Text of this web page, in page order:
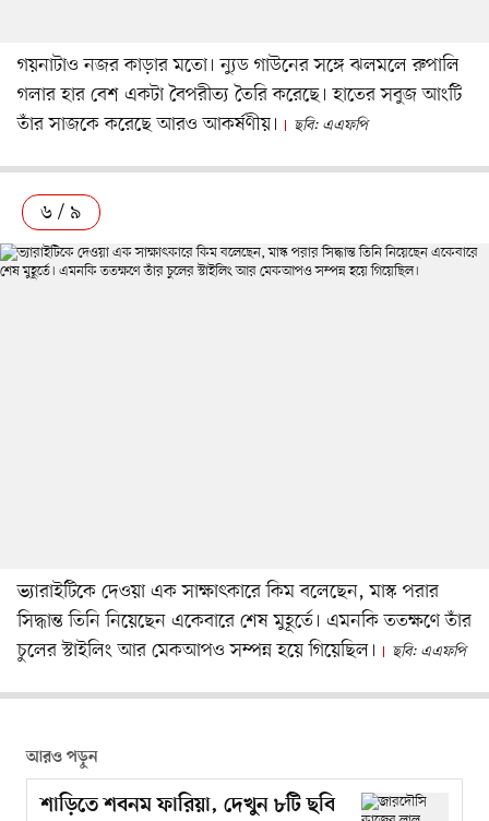
গয়নাটাও নজর কাড়ার মতো। ন্যুড গাউনের সঙ্গে ঝলমলে রুপালি
গলার হার বেশ একটা বৈপরীত্য তৈরি করেছে। হাতের সবুজ আংটি
তাঁর সাজকে করেছে আরও আকর্ষণীয়।
ছবি: এএফপি
৬ / ৯
ভ্যারাইটিকে দেওয়া এক সাক্ষাৎকারে কিম বলেছেন, মাস্ক পরার
সিদ্ধান্ত তিনি নিয়েছেন একেবারে শেষ মুহূর্তে। এমনকি ততক্ষণে তাঁর
চুলের স্টাইলিং আর মেকআপও সম্পন্ন হয়ে গিয়েছিল।
ছবি: এএফপি
আরও পড়ুন
শাড়িতে শবনম ফারিয়া, দেখুন ৮টি ছবি